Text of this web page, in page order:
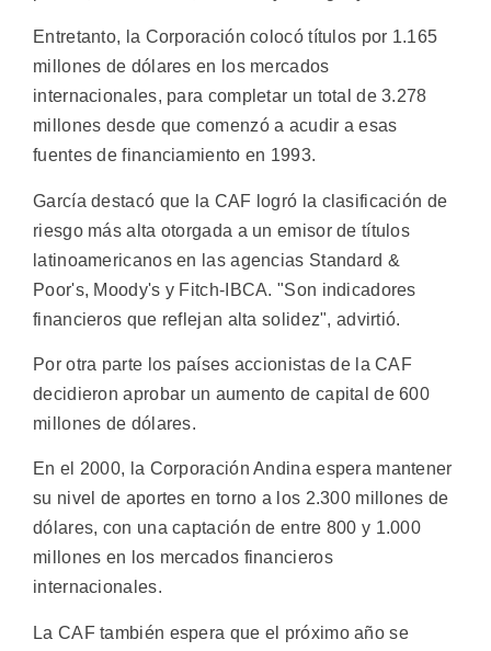
Entretanto, la Corporación colocó títulos por 1.165
millones de dólares en los mercados
internacionales, para completar un total de 3.278
millones desde que comenzó a acudir a esas
fuentes de financiamiento en 1993.
García destacó que la CAF logró la clasificación de
riesgo más alta otorgada a un emisor de títulos
latinoamericanos en las agencias Standard &
Poor's, Moody's y Fitch-IBCA. "Son indicadores
financieros que reflejan alta solidez", advirtió.
Por otra parte los países accionistas de la CAF
decidieron aprobar un aumento de capital de 600
millones de dólares.
En el 2000, la Corporación Andina espera mantener
su nivel de aportes en torno a los 2.300 millones de
dólares, con una captación de entre 800 y 1.000
millones en los mercados financieros
internacionales.
La CAF también espera que el próximo año se